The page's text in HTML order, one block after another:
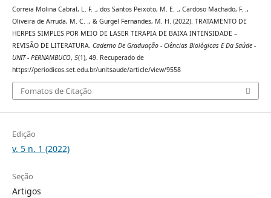
Correia Molina Cabral, L. F. ., dos Santos Peixoto, M. E. ., Cardoso Machado, F. .,
Oliveira de Arruda, M. C. ., & Gurgel Fernandes, M. H. (2022). TRATAMENTO DE
HERPES SIMPLES POR MEIO DE LASER TERAPIA DE BAIXA INTENSIDADE –
REVISÃO DE LITERATURA. Caderno De Graduação - Ciências Biológicas E Da Saúde -
UNIT - PERNAMBUCO, 5(1), 49. Recuperado de
https://periodicos.set.edu.br/unitsaude/article/view/9558
Fomatos de Citação
Edição
v. 5 n. 1 (2022)
Seção
Artigos